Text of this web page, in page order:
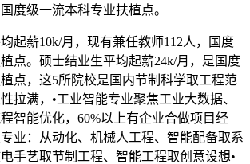
度级一流本科专业扶植点。
薪10k/月，现有兼任教师112人，国度
点。硕士结业生平均起薪24k/月，是国度
点，这5所院校是国内节制科学取工程范
拉满，•工业智能专业聚焦工业大数据、
智能优化，60%以上有企业合做项目经
业：从动化、机械人工程、智能配备取系
手艺取节制工程、智能工程取创意设想•